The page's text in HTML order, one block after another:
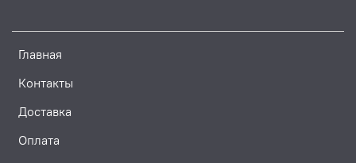
Главная
Контакты
Доставка
Оплата